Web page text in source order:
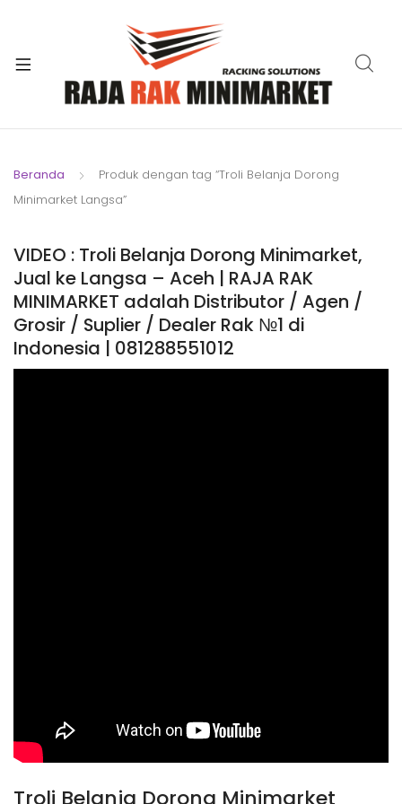
Beranda
Produk dengan tag “Troli Belanja Dorong
Minimarket Langsa”
VIDEO : Troli Belanja Dorong Minimarket,
Jual ke Langsa – Aceh | RAJA RAK
MINIMARKET adalah Distributor / Agen /
Grosir / Suplier / Dealer Rak №1 di
Indonesia | 081288551012
Troli Belanja Dorong Minimarket